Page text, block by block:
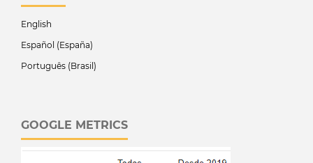
English
Español (España)
Português (Brasil)
GOOGLE METRICS